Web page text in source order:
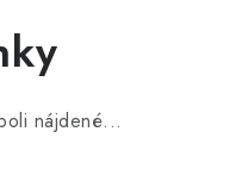
nájdené...